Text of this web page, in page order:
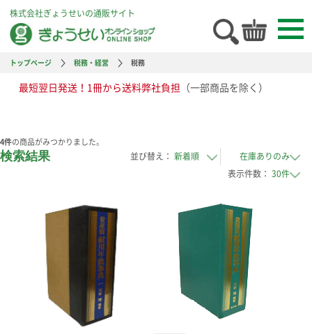
株式会社ぎょうせいの通販サイト
トップページ 税務・経営 税務
最短翌日発送！1冊から送料弊社負担 （一部商品を除く）
4件の商品がみつかりました。
検索結果
並び替え：
表示件数：